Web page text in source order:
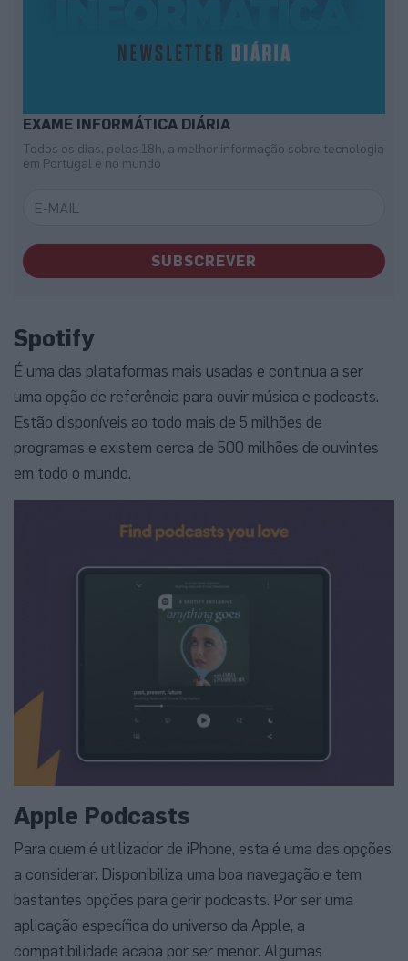
EXAME INFORMÁTICA DIÁRIA
Todos os dias, pelas 18h, a melhor informação sobre tecnologia
em Portugal e no mundo
SUBSCREVER
Spotify
É uma das plataformas mais usadas e continua a ser
uma opção de referência para ouvir música e podcasts.
Estão disponíveis ao todo mais de 5 milhões de
programas e existem cerca de 500 milhões de ouvintes
em todo o mundo.
Apple Podcasts
Para quem é utilizador de iPhone, esta é uma das opções
a considerar. Disponibiliza uma boa navegação e tem
bastantes opções para gerir podcasts. Por ser uma
aplicação específica do universo da Apple, a
compatibilidade acaba por ser menor. Algumas